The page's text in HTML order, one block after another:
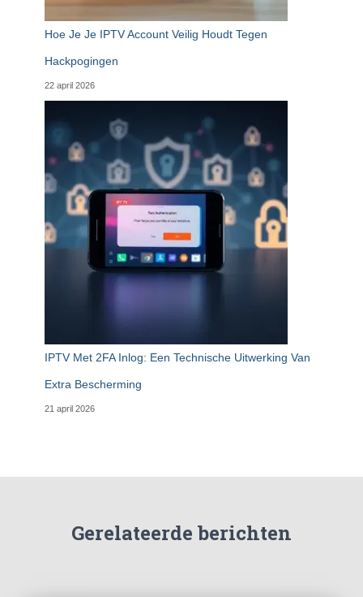
Hoe Je Je IPTV Account Veilig Houdt Tegen
Hackpogingen
22 april 2026
IPTV Met 2FA Inlog: Een Technische Uitwerking Van
Extra Bescherming
21 april 2026
Gerelateerde berichten